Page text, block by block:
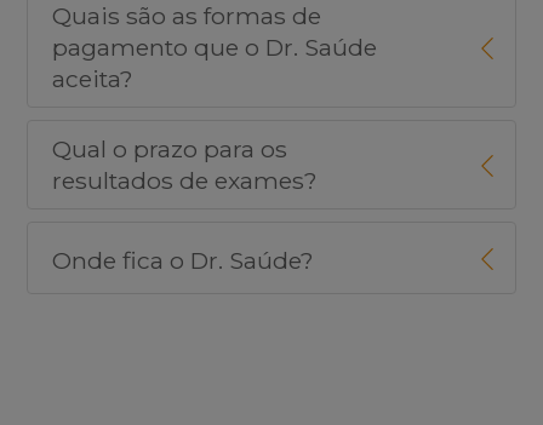
Quais são as formas de
pagamento que o Dr. Saúde
aceita?
Qual o prazo para os
resultados de exames?
Onde fica o Dr. Saúde?